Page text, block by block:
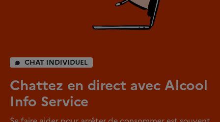
CHAT INDIVIDUEL
Chattez en direct avec Alcool
Info Service